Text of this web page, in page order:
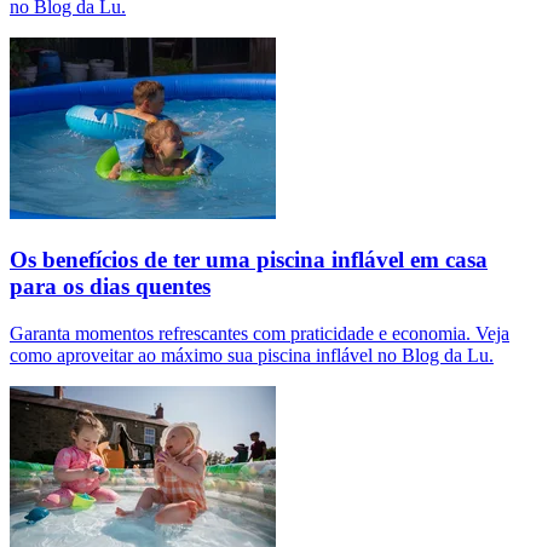
no Blog da Lu.
Os benefícios de ter uma piscina inflável em casa
para os dias quentes
Garanta momentos refrescantes com praticidade e economia. Veja
como aproveitar ao máximo sua piscina inflável no Blog da Lu.